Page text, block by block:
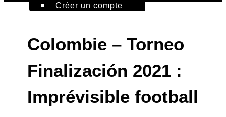
Créer un compte
Colombie – Torneo
Finalización 2021 :
Imprévisible football